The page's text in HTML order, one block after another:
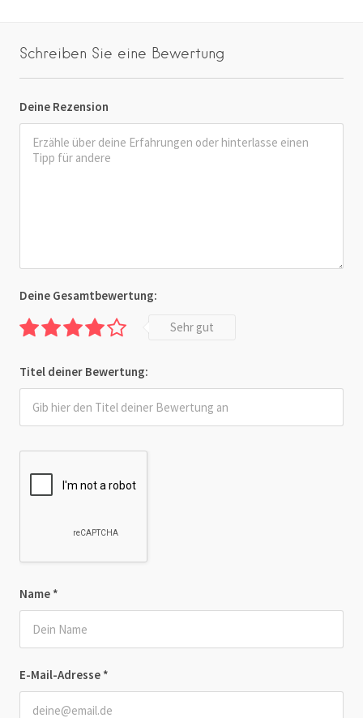
Schreiben Sie eine Bewertung
Deine Rezension
Name *
E-Mail-Adresse *
Deine Gesamtbewertung:
Sehr gut
Titel deiner Bewertung: